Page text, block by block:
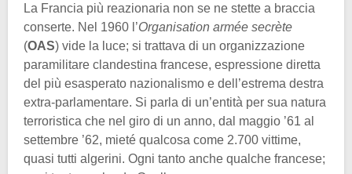
La Francia più reazionaria non se ne stette a braccia
conserte. Nel 1960 l’Organisation armée secrète
(OAS) vide la luce; si trattava di un organizzazione
paramilitare clandestina francese, espressione diretta
del più esasperato nazionalismo e dell’estrema destra
extra-parlamentare. Si parla di un’entità per sua natura
terroristica che nel giro di un anno, dal maggio ’61 al
settembre ’62, mieté qualcosa come 2.700 vittime,
quasi tutti algerini. Ogni tanto anche qualche francese;